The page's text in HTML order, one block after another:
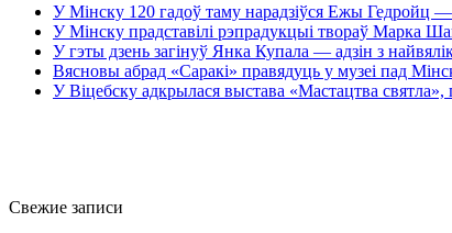
У Мінску 120 гадоў таму нарадзіўся Ежы Гедройц —
У Мінску прадставілі рэпрадукцыі твораў Марка
У гэты дзень загінуў Янка Купала — адзін з
Вясновы абрад «Саракі» правядуць у музеі пад
У Віцебску адкрылася выстава «Мастацтва
Свежие записи